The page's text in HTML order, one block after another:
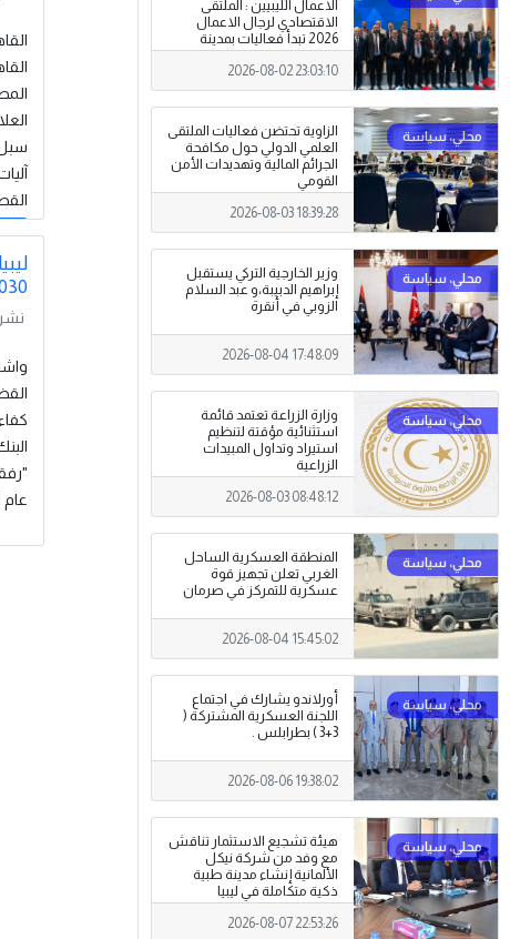
الاعمال الليبيين : الملتقى
الاقتصادي لرجال الاعمال
2026 تبدأ فعاليات بمدينة
سرت .
2026-08-02 23:03:10
الزاوية تحتضن فعاليات الملتقى
العلمي الدولي حول مكافحة
الجرائم المالية وتهديدات الأمن
القومي
2026-08-03 18:39:28
وزير الخارجية التركي يستقبل
إبراهيم الدبيبة،و عبد السلام
الزوبي في أنقرة
2026-08-04 17:48:09
وزارة الزراعة تعتمد قائمة
استثنائية مؤقتة لتنظيم
استيراد وتداول المبيدات
الزراعية
2026-08-03 08:48:12
المنطقة العسكرية الساحل
الغربي تعلن تجهيز قوة
عسكرية للتمركز في صرمان
2026-08-04 15:45:02
أورلاندو يشارك في اجتماع
اللجنة العسكرية المشتركة (
3+3 ) بطرابلس .
2026-08-06 19:38:02
هيئة تشجيع الاستثمار تناقش
مع وفد من شركة نيكل
الألمانية إنشاء مدينة طبية
ذكية متكاملة في ليبيا
2026-08-07 22:53:26
نشر
عام